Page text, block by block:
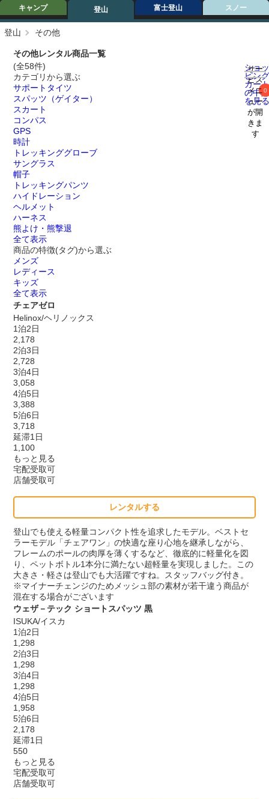
キャンプ 登山 富士登山 スノー
登山 その他
ショ
ピン
カー
の中
を見
0
サー
ビス
メニ
ュー
が開
きま
す
その他レンタル商品一覧
(全58件)
カテゴリから選ぶ
サポートタイツ
スパッツ（ゲイター）
スカート
コンパス
GPS
時計
トレッキンググローブ
サングラス
帽子
トレッキングパンツ
ハイドレーション
ヘルメット
ハーネス
熊よけ・熊撃退
全て表示
商品の特徴(タグ)から選ぶ
メンズ
レディース
キッズ
全て表示
チェアゼロ
Helinox/ヘリノックス
1泊2日
2,178
2泊3日
2,728
3泊4日
3,058
4泊5日
3,388
5泊6日
3,718
延滞1日
1,100
もっと見る
宅配受取可
店舗受取可
レンタルする
登山でも使える軽量コンパクト性を追求したモデル。ベストセ
ラーモデル「チェアワン」の快適な座り心地を継承しながら、
フレームのポールの肉厚を薄くするなど、徹底的に軽量化を図
り、ペットボトル1本分に満たない超軽量を実現しました。この
大きさ・軽さは登山でも大活躍ですね。スタッフバッグ付き。
※マイナーチェンジのためメッシュ部の素材が若干違う商品が
混在する場合がございます
ウェザ－テック ショートスパッツ 黒
ISUKA/イスカ
1泊2日
1,298
2泊3日
1,298
3泊4日
1,298
4泊5日
1,958
5泊6日
2,178
延滞1日
550
もっと見る
宅配受取可
店舗受取可